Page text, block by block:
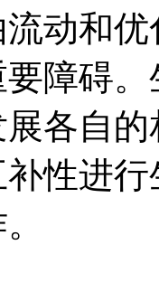
动和
障碍
各自
性进